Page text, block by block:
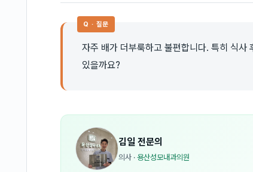
Q · 질문
자주 배가 더부룩하고 불편합니다. 특히 식사
있을까요?
김일 전문의
의사 · 용산성모내과의원